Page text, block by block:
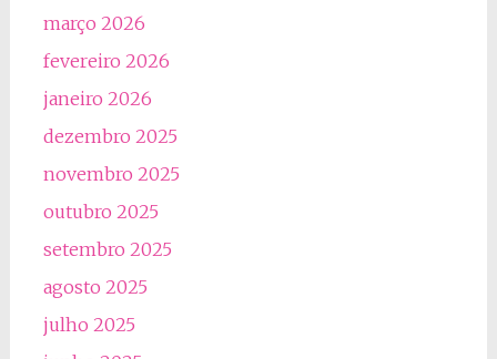
março 2026
fevereiro 2026
janeiro 2026
dezembro 2025
novembro 2025
outubro 2025
setembro 2025
agosto 2025
julho 2025